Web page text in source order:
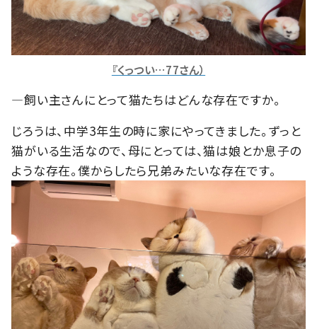
『くっつい…77さん）
―飼い主さんにとって猫たちはどんな存在ですか。
じろうは、中学3年生の時に家にやってきました。ずっと
猫がいる生活なので、母にとっては、猫は娘とか息子の
ような存在。僕からしたら兄弟みたいな存在です。